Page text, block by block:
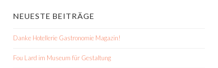
NEUESTE BEITRÄGE
Danke Hotellerie Gastronomie Magazin!
Fou Lard im Museum für Gestaltung